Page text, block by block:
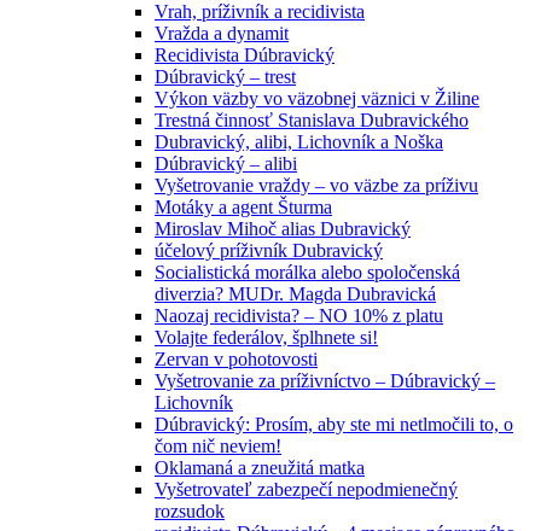
Vrah, príživník a recidivista
Vražda a dynamit
Recidivista Dúbravický
Dúbravický – trest
Výkon väzby vo väzobnej väznici v Žiline
Trestná činnosť Stanislava Dubravického
Dubravický, alibi, Lichovník a Noška
Dúbravický – alibi
Vyšetrovanie vraždy – vo väzbe za príživu
Motáky a agent Šturma
Miroslav Mihoč alias Dubravický
účelový príživník Dubravický
Socialistická morálka alebo spoločenská
diverzia? MUDr. Magda Dubravická
Naozaj recidivista? – NO 10% z platu
Volajte federálov, šplhnete si!
Zervan v pohotovosti
Vyšetrovanie za príživníctvo – Dúbravický –
Lichovník
Dúbravický: Prosím, aby ste mi netlmočili to, o
čom nič neviem!
Oklamaná a zneužitá matka
Vyšetrovateľ zabezpečí nepodmienečný
rozsudok